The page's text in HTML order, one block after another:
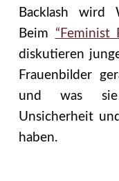
Backlash wird
Beim “Feminist
diskutieren
Frauenbilder
und was sie
Unsicherheit
haben.